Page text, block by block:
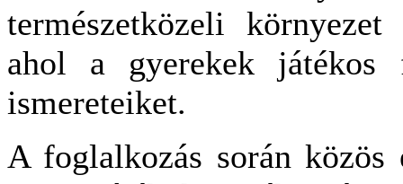
természetközeli
ahol a gyerekek játékos
ismereteiket.
A foglalkozás során közös